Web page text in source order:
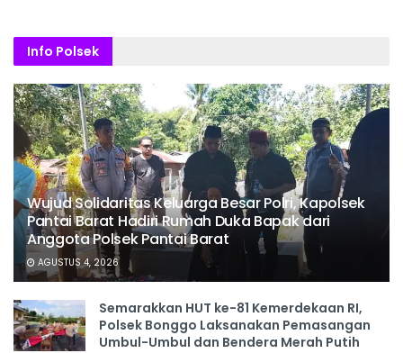
Info Polsek
Wujud Solidaritas Keluarga Besar Polri, Kapolsek
Pantai Barat Hadiri Rumah Duka Bapak dari
Anggota Polsek Pantai Barat
AGUSTUS 4, 2026
Semarakkan HUT ke-81 Kemerdekaan RI,
Polsek Bonggo Laksanakan Pemasangan
Umbul-Umbul dan Bendera Merah Putih